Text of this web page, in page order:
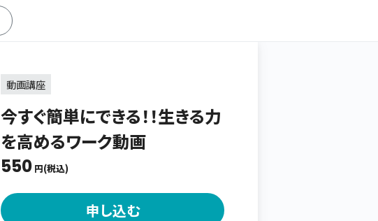
動画講座
今すぐ簡単にできる！！生きる力
を高めるワーク動画
550 円(税込)
申し込む